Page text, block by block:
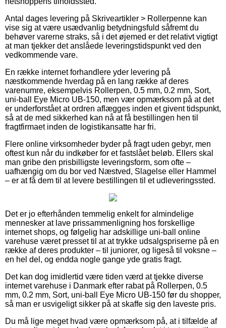
Antal dages levering på Skriveartikler > Rollerpenne kan
vise sig at være usædvanlig betydningsfuld såfremt du
behøver varerne straks, så i det øjemed er det relativt vigtigt
at man tjekker det anslåede leveringstidspunkt ved den
vedkommende vare.
En række internet forhandlere yder levering på
næstkommende hverdag på en lang række af deres
varenumre, eksempelvis Rollerpen, 0.5 mm, 0.2 mm, Sort,
uni-ball Eye Micro UB-150, men vær opmærksom på at det
er underforstået at ordren aflægges inden et givent tidspunkt,
så at de med sikkerhed kan nå at få bestillingen hen til
fragtfirmaet inden de logistikansatte har fri.
Flere online virksomheder byder på fragt uden gebyr, men
oftest kun når du indkøber for et fastslået beløb. Ellers skal
man gribe den prisbilligste leveringsform, som ofte –
uafhængig om du bor ved Næstved, Slagelse eller Hammel
– er at få dem til at levere bestillingen til et udleveringssted.
Det er jo efterhånden temmelig enkelt for almindelige
mennesker at lave prissammenligning hos forskellige
internet shops, og følgelig har adskillige uni-ball online
varehuse været presset til at at trykke udsalgspriserne på en
række af deres produkter – til juniorer, og ligeså til voksne –
en hel del, og endda nogle gange yde gratis fragt.
Det kan dog imidlertid være tiden værd at tjekke diverse
internet varehuse i Danmark efter rabat på Rollerpen, 0.5
mm, 0.2 mm, Sort, uni-ball Eye Micro UB-150 før du shopper,
så man er usvigeligt sikker på at skaffe sig den laveste pris.
Du må lige meget hvad være opmærksom på, at i tilfælde af